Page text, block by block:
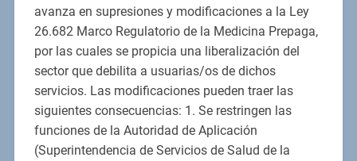
avanza en supresiones y modificaciones a la Ley
26.682 Marco Regulatorio de la Medicina Prepaga,
por las cuales se propicia una liberalización del
sector que debilita a usuarias/os de dichos
servicios. Las modificaciones pueden traer las
siguientes consecuencias: 1. Se restringen las
funciones de la Autoridad de Aplicación
(Superintendencia de Servicios de Salud de la